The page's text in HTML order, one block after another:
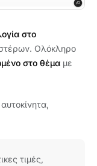
στο
Ολόκληρο
στο θέμα με
τιμές,